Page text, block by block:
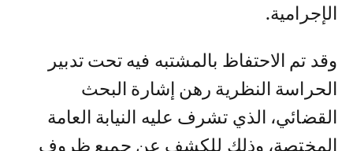
الإجرامية.
وقد تم الاحتفاظ بالمشتبه فيه تحت تدبير
الحراسة النظرية رهن إشارة البحث
القضائي، الذي تشرف عليه النيابة العامة
المختصة، وذلك للكشف عن جميع ظروف